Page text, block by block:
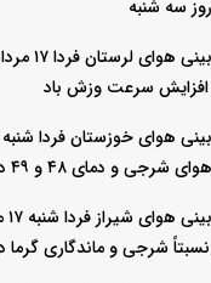
روز سه شنبه
پیش بینی
سرعت وزش باد
شرجی و دمای ۴۸ و ۴۹ درجه
شرجی و ماندگاری گرما